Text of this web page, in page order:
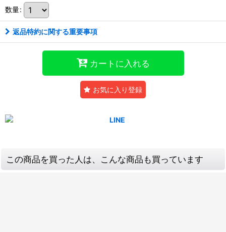
数量:
返品特約に関する重要事項
カートに入れる
お気に入り登録
この商品を買った人は、こんな商品も買っています